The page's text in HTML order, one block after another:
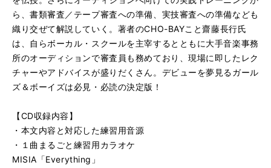
ら、書類審査／テープ審査への準備、実技審査への準備なども
織り交ぜて解説していく。著者のCHO-BAYこと齋藤長行氏
は、自らボーカル・スクールを主宰するとともに大手音楽事務
所のオーディションで審査員も務めており、現場に即したレク
チャーやアドバイスが盛りだくさん。デビューを夢見るガール
ズ＆ボーイズは必見・必読の決定版！
【CD収録内容】
・本文内容と対応した練習用音源
・１曲まるごと練習用カラオケ
MISIA「Everything」